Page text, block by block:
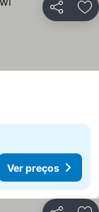
Partilhar
Ver preços